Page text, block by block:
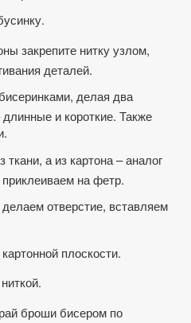
закрепите нитку узлом,
деталей.
делая два
и короткие. Также
а из картона – аналог
на фетр.
отверстие, вставляем
плоскости.
броши бисером по